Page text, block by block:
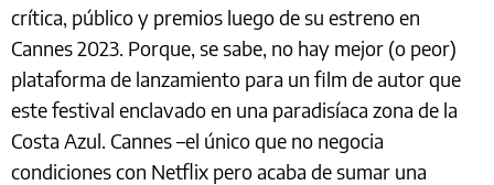
crítica, público y premios luego de su estreno en
Cannes 2023. Porque, se sabe, no hay mejor (o peor)
plataforma de lanzamiento para un film de autor que
este festival enclavado en una paradisíaca zona de la
Costa Azul. Cannes –el único que no negocia
condiciones con Netflix pero acaba de sumar una